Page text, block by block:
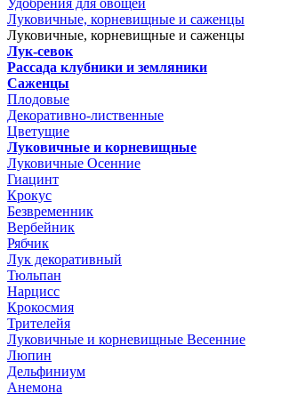
Удобрения для овощей
Луковичные, корневищные и саженцы
Луковичные, корневищные и саженцы
Лук-севок
Рассада клубники и земляники
Саженцы
Плодовые
Декоративно-лиственные
Цветущие
Луковичные и корневищные
Луковичные Осенние
Гиацинт
Крокус
Безвременник
Вербейник
Рябчик
Лук декоративный
Тюльпан
Нарцисс
Крокосмия
Трителейя
Луковичные и корневищные Весенние
Люпин
Дельфиниум
Анемона